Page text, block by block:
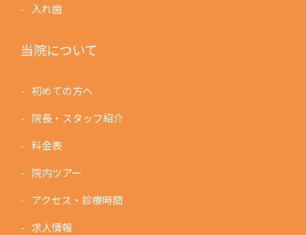
入れ歯
当院について
初めての方へ
院長・スタッフ紹介
料金表
院内ツアー
アクセス・診療時間
求人情報